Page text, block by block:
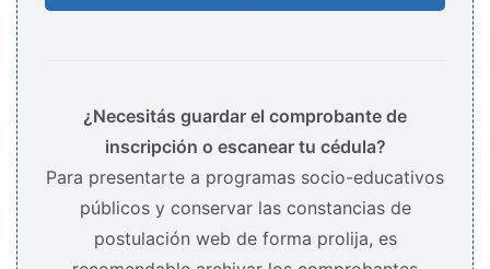
¿Necesitás guardar el comprobante de
inscripción o escanear tu cédula?
Para presentarte a programas socio-educativos
públicos y conservar las constancias de
postulación web de forma prolija, es